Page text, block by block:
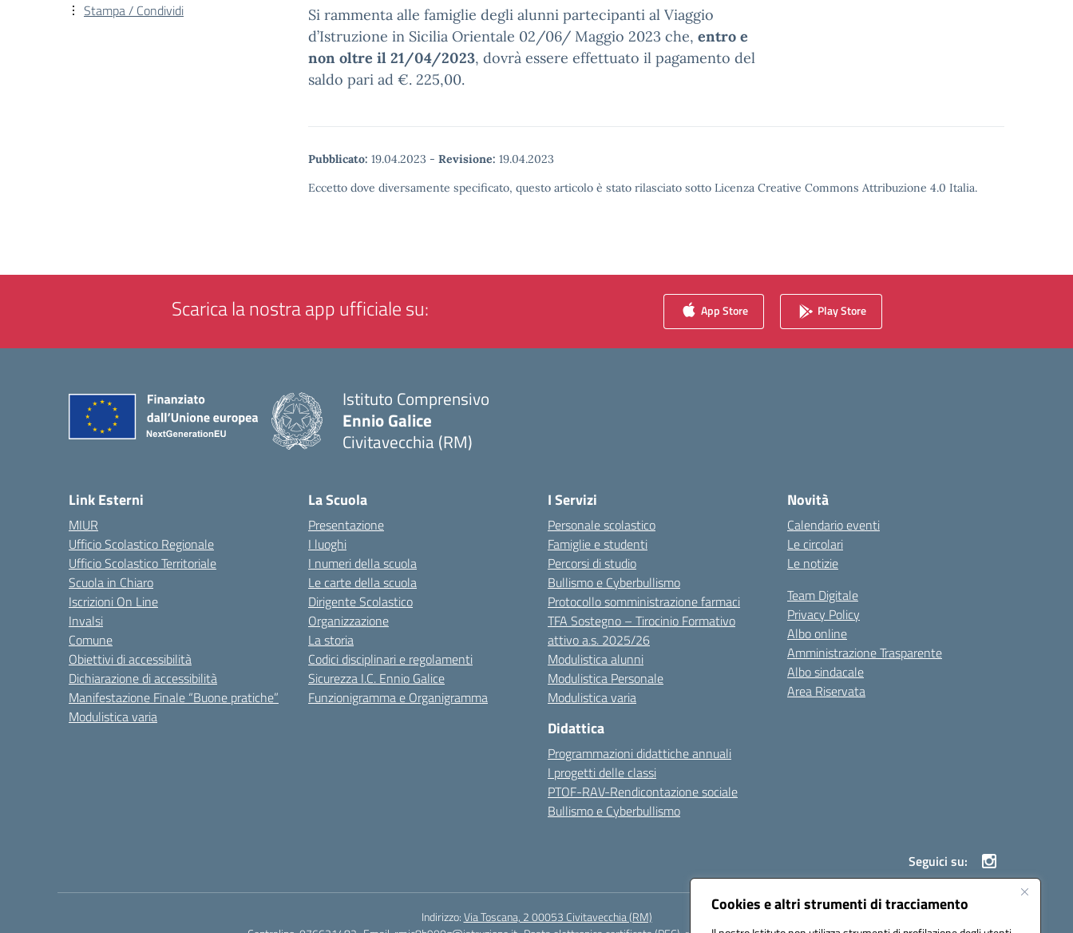
Cookies e altri strumenti di tracciamento
Si rammenta alle famiglie degli alunni partecipanti al Viaggio
d’Istruzione in Sicilia Orientale 02/06/ Maggio 2023 che, entro e
non oltre il 21/04/2023, dovrà essere effettuato il pagamento del
saldo pari ad €. 225,00.
Pubblicato: 19.04.2023 - Revisione: 19.04.2023
Eccetto dove diversamente specificato, questo articolo è stato rilasciato sotto Licenza Creative Commons Attribuzione 4.0 Italia.
Stampa / Condividi
Scarica la nostra app ufficiale su: App Store Play Store
Istituto Comprensivo
Ennio Galice
Civitavecchia (RM)
Link Esterni
MIUR
Ufficio Scolastico Regionale
Ufficio Scolastico Territoriale
Scuola in Chiaro
Iscrizioni On Line
Invalsi
Comune
Obiettivi di accessibilità
Dichiarazione di accessibilità
Manifestazione Finale “Buone pratiche”
Modulistica varia
La Scuola
Presentazione
I luoghi
I numeri della scuola
Le carte della scuola
Dirigente Scolastico
Organizzazione
La storia
Codici disciplinari e regolamenti
Sicurezza I.C. Ennio Galice
Funzionigramma e Organigramma
I Servizi
Personale scolastico
Famiglie e studenti
Percorsi di studio
Bullismo e Cyberbullismo
Protocollo somministrazione farmaci
TFA Sostegno – Tirocinio Formativo
attivo a.s. 2025/26
Modulistica alunni
Modulistica Personale
Modulistica varia
Didattica
Programmazioni didattiche annuali
I progetti delle classi
PTOF-RAV-Rendicontazione sociale
Bullismo e Cyberbullismo
Novità
Calendario eventi
Le circolari
Le notizie
Team Digitale
Privacy Policy
Albo online
Amministrazione Trasparente
Albo sindacale
Area Riservata
Seguici su:
Indirizzo:Via Toscana, 2 00053 Civitavecchia (RM)